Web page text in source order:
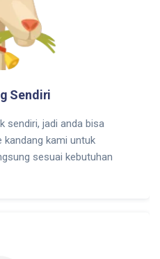
Sendiri
sendiri, jadi anda bisa
kandang kami untuk
sesuai kebutuhan